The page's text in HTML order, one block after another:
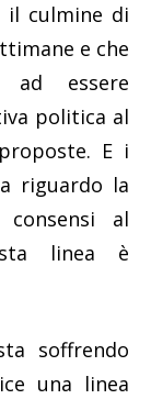
il culmine di
e che
ad essere
politica al
E i
riguardo la
al
linea è
soffrendo
una linea